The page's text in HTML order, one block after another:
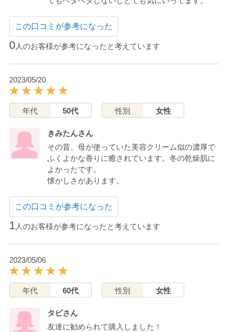
この口コミが参考になった
0人のお客様が参考になったと考えています
2023/05/20
年代 50代 性別 女性
きみたんさん
その昔、母が使っていた美容クリーム似の濃厚で
ふくよかな香りに癒されています。冬の乾燥肌に
よかったです。
懐かしさがあります。
この口コミが参考になった
1 人のお客様が参考になったと考えています
2023/05/06
年代 60代 性別 女性
タピさん
友達に勧められて購入しました！